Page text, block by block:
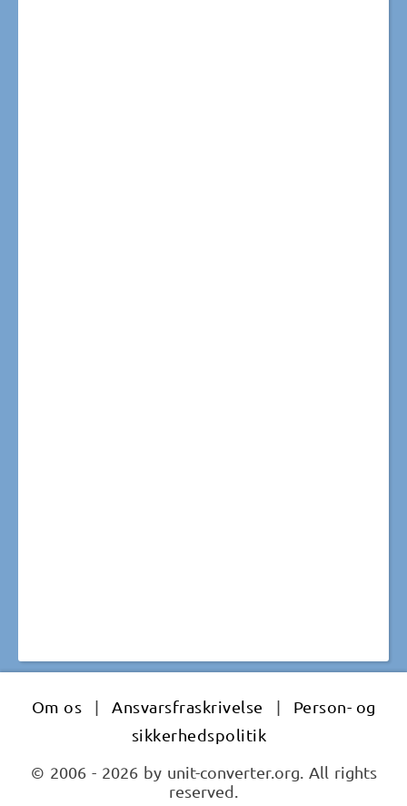
Om os | Ansvarsfraskrivelse |
Person- og
sikkerhedspolitik
© 2006 - 2026 by unit-converter.org. All rights
reserved.